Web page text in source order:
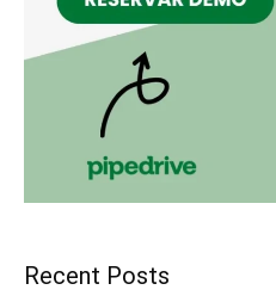
Recent Posts